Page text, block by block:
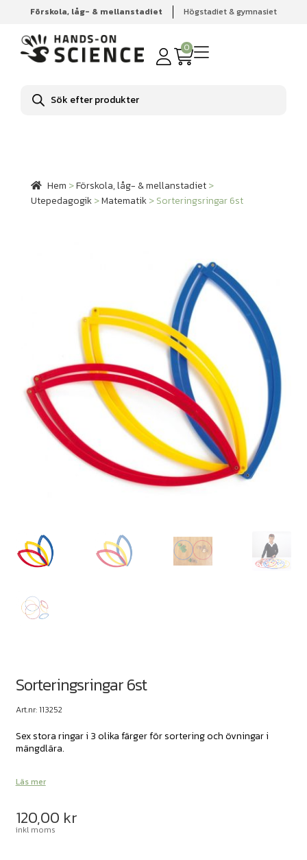
Förskola, låg- & mellanstadiet Högstadiet & gymnasiet
0
Produktsökning
Hem Förskola, låg- & mellanstadiet
Utepedagogik
Matematik
Sorteringsringar 6st
Hem >Förskola, låg- & mellanstadiet>
Utepedagogik>Matematik>Sorteringsringar 6st
Sorteringsringar 6st
Art.nr: 113252
Sex stora ringar i 3 olika färger för sortering och övningar i
mängdlära.
Läs mer
120,00 kr
inkl moms